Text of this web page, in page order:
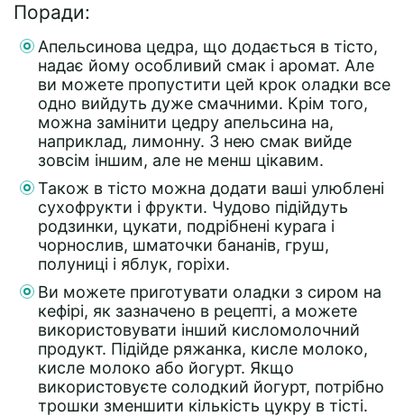
Поради:
Апельсинова цедра, що додається в тісто,
надає йому особливий смак і аромат. Але
ви можете пропустити цей крок оладки все
одно вийдуть дуже смачними. Крім того,
можна замінити цедру апельсина на,
наприклад, лимонну. З нею смак вийде
зовсім іншим, але не менш цікавим.
Також в тісто можна додати ваші улюблені
сухофрукти і фрукти. Чудово підійдуть
родзинки, цукати, подрібнені курага і
чорнослив, шматочки бананів, груш,
полуниці і яблук, горіхи.
Ви можете приготувати оладки з сиром на
кефірі, як зазначено в рецепті, а можете
використовувати інший кисломолочний
продукт. Підійде ряжанка, кисле молоко,
кисле молоко або йогурт. Якщо
використовуєте солодкий йогурт, потрібно
трошки зменшити кількість цукру в тісті.